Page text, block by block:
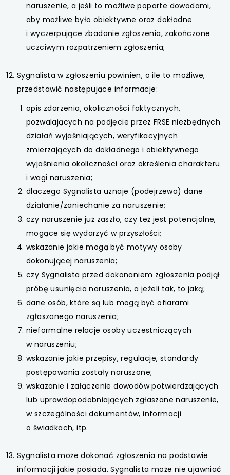
naruszenie, a jeśli to możliwe poparte dowodami,
aby możliwe było obiektywne oraz dokładne
i wyczerpujące zbadanie zgłoszenia, zakończone
uczciwym rozpatrzeniem zgłoszenia;
Sygnalista w zgłoszeniu powinien, o ile to możliwe,
przedstawić następujące informacje:
opis zdarzenia, okoliczności faktycznych,
pozwalających na podjęcie przez FRSE niezbędnych
działań wyjaśniających, weryfikacyjnych
zmierzających do dokładnego i obiektywnego
wyjaśnienia okoliczności oraz określenia charakteru
i wagi naruszenia;
dlaczego Sygnalista uznaje (podejrzewa) dane
działanie/zaniechanie za naruszenie;
czy naruszenie już zaszło, czy też jest potencjalne,
mogące się wydarzyć w przyszłości;
wskazanie jakie mogą być motywy osoby
dokonującej naruszenia;
czy Sygnalista przed dokonaniem zgłoszenia podjął
próbę usunięcia naruszenia, a jeżeli tak, to jaką;
dane osób, które są lub mogą być ofiarami
zgłaszanego naruszenia;
nieformalne relacje osoby uczestniczących
w naruszeniu;
wskazanie jakie przepisy, regulacje, standardy
postępowania zostały naruszone;
wskazanie i załączenie dowodów potwierdzających
lub uprawdopodobniających zgłaszane naruszenie,
w szczególności dokumentów, informacji
o świadkach, itp.
Sygnalista może dokonać zgłoszenia na podstawie
informacji jakie posiada. Sygnalista może nie ujawniać